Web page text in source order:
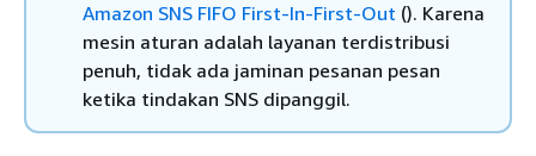
Amazon SNS FIFO First-In-First-Out (). Karena
mesin aturan adalah layanan terdistribusi
penuh, tidak ada jaminan pesanan pesan
ketika tindakan SNS dipanggil.